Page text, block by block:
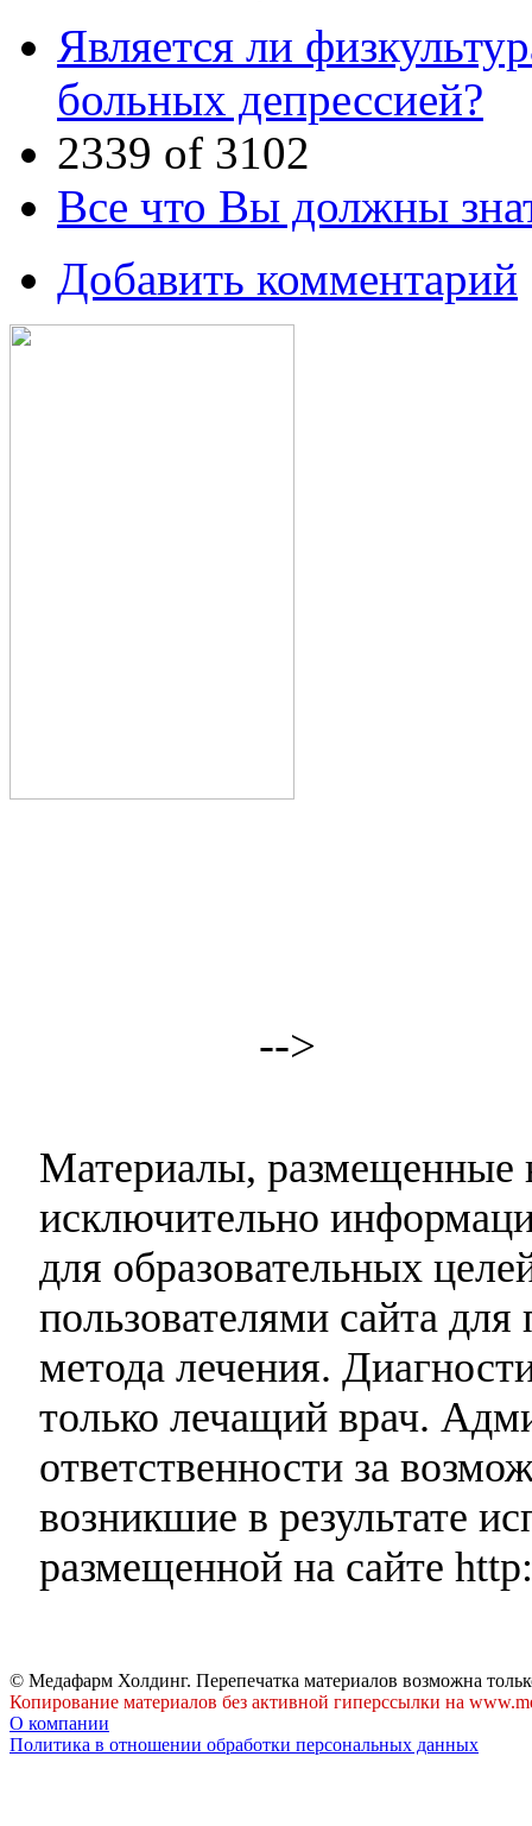
Является ли
больных депрессией?
2339 of 3102
Все что Вы должны
Добавить комментарий
-->
Материалы, размещенные
исключительно
для образовательных
пользователями сайта
метода лечения.
только лечащий врач.
ответственности за
возникшие в результате
размещенной на сайте
© Медафарм Холдинг. Перепечатка материалов возможна
Копирование материалов без активной гиперссылки на
О компании
Политика в отношении обработки персональных данных